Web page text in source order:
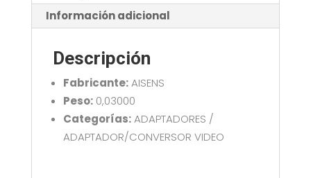
NEGRO
15CM
A125-
cantidad
Información adicional
Descripción
Fabricante:AISENS
Peso:0,03000
Categorías:ADAPTADORES /
ADAPTADOR/CONVERSOR VIDEO